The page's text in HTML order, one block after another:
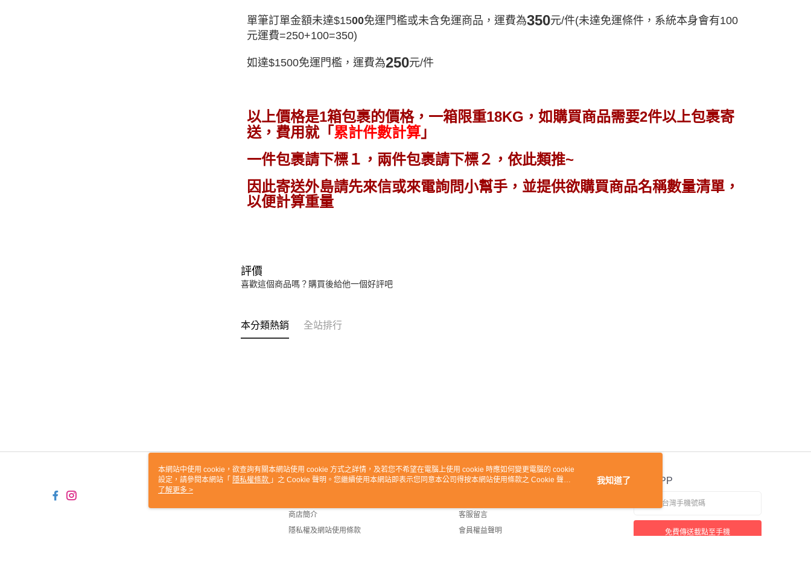
「AFTEE先享後付」，若未經同意申辦者引起之損失，本公司不負相關責
任。
單筆訂單金額未達$1500免運門檻或未含免運商品，運費為350元/件(未達免運條件，系統本身會有100
元運費=250+100=350)
如達$1500免運門檻，運費為250元/件
以上價格是1箱包裹的價格， 一箱限重18KG，如購買商品需要2件以上包裹寄
送，費用就「 累計件數計算 」
一件包裹請下標１，兩件包裹請下標２，依此類推~
因此寄送外島請先來信或來電詢問小幫手，並提供欲購買商品名稱數量清單，
以便計算重量
評價
喜歡這個商品嗎？購買後給他一個好評吧
本分類熱銷 全站排行
關於我們
商店簡介
隱私權及網站使用條款
客服資訊
客服留言
會員權益聲明
官方APP
免費傳送載點至手機
本網站中使用 cookie，欲查詢有關本網站使用 cookie 方式之詳情，及若您不希望在電腦上使用 cookie 時應如何變更電腦的 cookie
設定，請參閱本網站「 隱私權條款 」之 Cookie 聲明。您繼續使用本網站即表示您同意本公司得按本網站使用條款之 Cookie 聲明
使用 cookie。
了解更多 >
我知道了